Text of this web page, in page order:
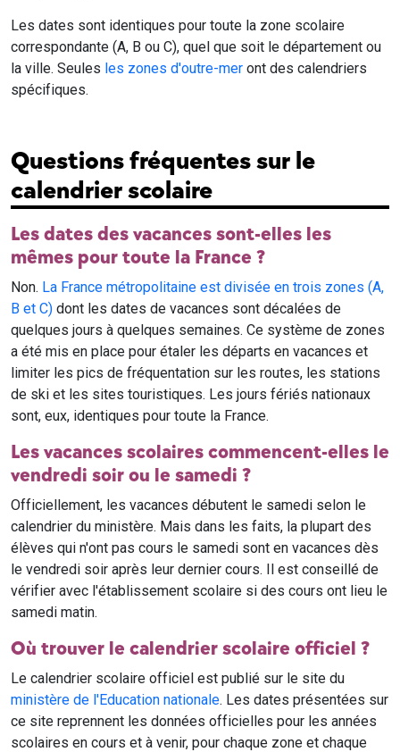
Les dates sont identiques pour toute la zone scolaire
correspondante (A, B ou C), quel que soit le département ou
la ville. Seules les zones d'outre-mer ont des calendriers
spécifiques.
Questions fréquentes sur le
calendrier scolaire
Les dates des vacances sont-elles les
mêmes pour toute la France ?
Non. La France métropolitaine est divisée en trois zones (A,
B et C) dont les dates de vacances sont décalées de
quelques jours à quelques semaines. Ce système de zones
a été mis en place pour étaler les départs en vacances et
limiter les pics de fréquentation sur les routes, les stations
de ski et les sites touristiques. Les jours fériés nationaux
sont, eux, identiques pour toute la France.
Les vacances scolaires commencent-elles le
vendredi soir ou le samedi ?
Officiellement, les vacances débutent le samedi selon le
calendrier du ministère. Mais dans les faits, la plupart des
élèves qui n'ont pas cours le samedi sont en vacances dès
le vendredi soir après leur dernier cours. Il est conseillé de
vérifier avec l'établissement scolaire si des cours ont lieu le
samedi matin.
Où trouver le calendrier scolaire officiel ?
Le calendrier scolaire officiel est publié sur le site du
ministère de l'Education nationale. Les dates présentées sur
ce site reprennent les données officielles pour les années
scolaires en cours et à venir, pour chaque zone et chaque